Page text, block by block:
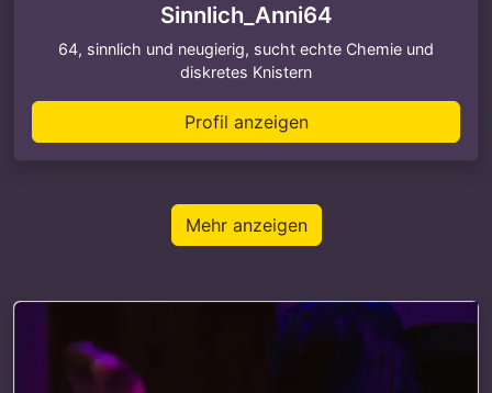
Sinnlich_Anni64
64, sinnlich und neugierig, sucht echte Chemie und
diskretes Knistern
Profil anzeigen
Mehr anzeigen